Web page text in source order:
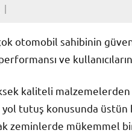
otomobil sahibinin
ve
kaliteli
tutuş konusunda üstün
zeminlerde mükemmel